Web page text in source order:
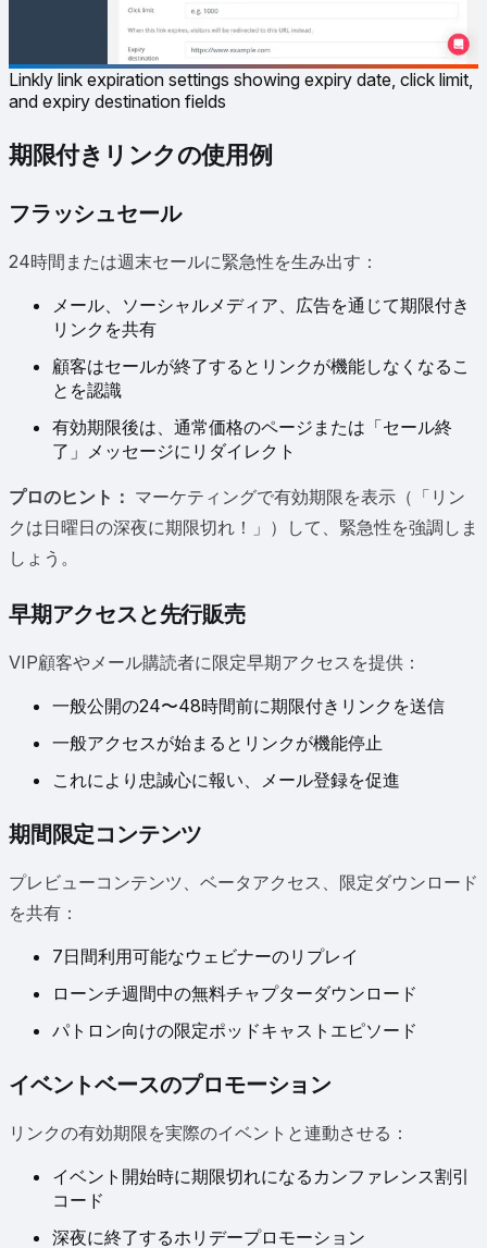
Linkly link expiration settings showing expiry date, click limit,
and expiry destination fields
期限付きリンクの使用例
フラッシュセール
24時間または週末セールに緊急性を生み出す：
メール、ソーシャルメディア、広告を通じて期限付き
リンクを共有
顧客はセールが終了するとリンクが機能しなくなるこ
とを認識
有効期限後は、通常価格のページまたは「セール終
了」メッセージにリダイレクト
プロのヒント： マーケティングで有効期限を表示（「リン
クは日曜日の深夜に期限切れ！」）して、緊急性を強調しま
しょう。
早期アクセスと先行販売
VIP顧客やメール購読者に限定早期アクセスを提供：
一般公開の24〜48時間前に期限付きリンクを送信
一般アクセスが始まるとリンクが機能停止
これにより忠誠心に報い、メール登録を促進
期間限定コンテンツ
プレビューコンテンツ、ベータアクセス、限定ダウンロード
を共有：
7日間利用可能なウェビナーのリプレイ
ローンチ週間中の無料チャプターダウンロード
パトロン向けの限定ポッドキャストエピソード
イベントベースのプロモーション
リンクの有効期限を実際のイベントと連動させる：
イベント開始時に期限切れになるカンファレンス割引
コード
深夜に終了するホリデープロモーション